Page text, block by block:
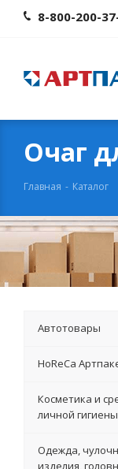
8-800-200-
Очаг
Главная - Каталог
Автотовары
HoReCa
Косметика и
личной гигиены
Одежда,
изделия,